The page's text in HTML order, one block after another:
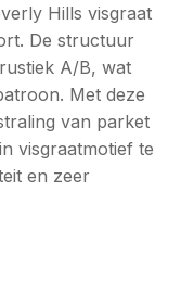
Hills visgraat
De structuur
A/B, wat
Met deze
van parket
visgraatmotief te
en zeer